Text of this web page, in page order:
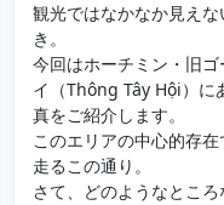
観光ではなかなか見え
き。
今回はホーチミン・旧
イ（Thông Tây Hội）
真をご紹介します。
このエリアの中心的存
走るこの通り。
さて、どのようなところ